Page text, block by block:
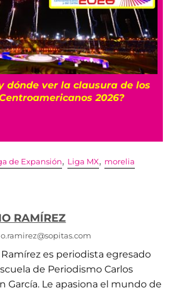
dónde ver la clausura de los
2026?
de Expansión, Liga MX, morelia
RAMÍREZ
es periodista egresado
de Periodismo Carlos
García. Le apasiona el mundo de